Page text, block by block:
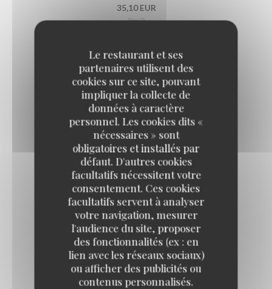
Le restaurant et ses
partenaires utilisent des
cookies sur ce site, pouvant
impliquer la collecte de
données à caractère
personnel. Les cookies dits «
nécessaires » sont
obligatoires et installés par
défaut. D'autres cookies
facultatifs nécessitent votre
consentement. Ces cookies
facultatifs servent à analyser
votre navigation, mesurer
l'audience du site, proposer
des fonctionnalités (ex : en
lien avec les réseaux sociaux)
ou afficher des publicités ou
contenus personnalisés.
35,10 EUR
Par 9
Charente-Maritime
FINES DE CLAIRE BREUIL N°4
6,90 EUR
Par 3
13,80 EUR
Par 6
20,70 EUR
Par 9
FINES DE CLAIRE BREUIL N°3
8,70 EUR
Par 3
17,40 EUR
Par 6
26,10 EUR
Par 9
SPÉCIALES ANCELIN N°5
9,60 EUR
Par 3
19,20 EUR
Par 6
28,80 EUR
Par 9